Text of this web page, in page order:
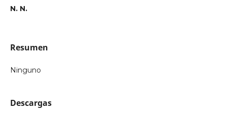
N. N.
Resumen
Ninguno
Descargas